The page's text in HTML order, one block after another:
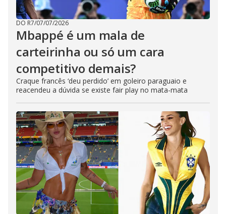
DO R7/07/07/2026
Mbappé é um mala de
carteirinha ou só um cara
competitivo demais?
Craque francês ‘deu perdido’ em goleiro paraguaio e
reacendeu a dúvida se existe fair play no mata-mata